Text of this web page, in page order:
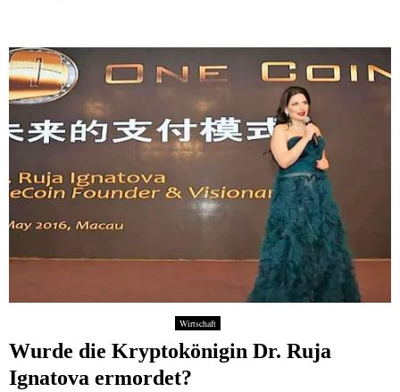
Wirtschaft
Wurde die Kryptokönigin Dr. Ruja
Ignatova ermordet?